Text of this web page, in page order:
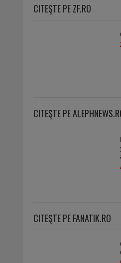
CITEŞTE PE ZF.RO
CITEŞTE PE
CITEŞTE PE FANATIK.RO